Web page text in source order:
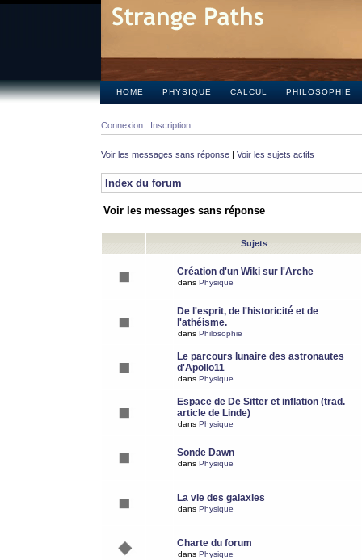
HOME PHYSIQUE CALCUL PHILOSOPHIE
Connexion Inscription
Voir les messages sans réponse | Voir les sujets actifs
Index du forum
Voir les messages sans réponse
Sujets
Création d'un Wiki sur l'Arche
dans Physique
De l'esprit, de l'historicité et de
l'athéisme.
dans Philosophie
Le parcours lunaire des astronautes
d'Apollo11
dans Physique
Espace de De Sitter et inflation (trad.
article de Linde)
dans Physique
Sonde Dawn
dans Physique
La vie des galaxies
dans Physique
Charte du forum
dans Physique